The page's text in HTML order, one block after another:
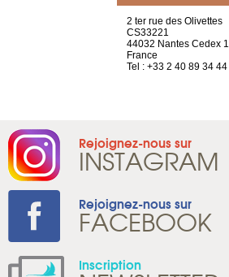
2 ter rue des Olivettes
CS33221
44032 Nantes Cedex 1
France
Tel : +33 2 40 89 34 44
Rejoignez-nous sur
INSTAGRAM
Rejoignez-nous sur
FACEBOOK
Inscription